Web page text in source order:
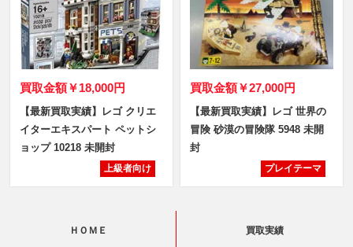
買取金額￥18,000円
【最新買取実績】レゴ クリエ
イターエキスパート ペットシ
ョップ 10218 未開封
上級者向け
買取金額￥27,000円
【最新買取実績】レゴ 世界の
冒険 砂漠の冒険隊 5948 未開
封
プレイテーマ
ＨＯＭＥ 買取実績